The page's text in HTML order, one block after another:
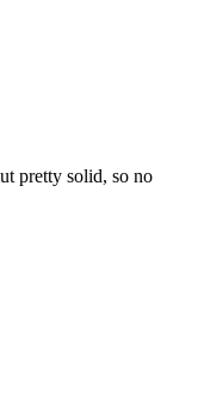
pretty solid, so no